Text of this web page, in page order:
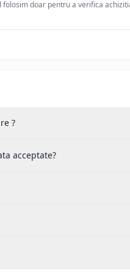
doar pentru a verifica
?
acceptate?